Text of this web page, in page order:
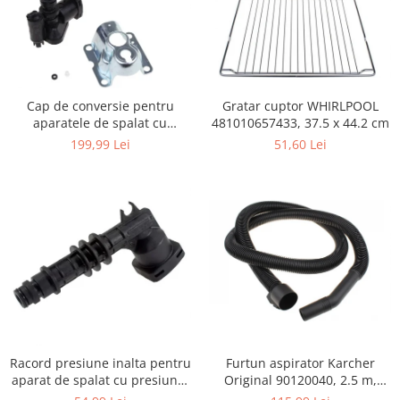
Igiena si ingrijire
Jucarii si Jocuri
Maternitate
Petshop
Accesorii animale de companie
Acvaristica
Castroane si adapatori animale
Mobila si transport animale de
Zgarzi, lese si hamuri
PC, Periferice & Software
Componente PC
Desktop PC & Monitoare
Consumabile
Periferice PC
Cap de conversie pentru
aparatele de spalat cu
presiune KARCHER K
199,99 Lei
Gratar cuptor WHIRLPOOL
481010657433, 37.5 x 44.2 cm
51,60 Lei
Racord presiune inalta pentru
aparat de spalat cu presiune,
Furtun aspirator Karcher
Original 90120040, 2.5 m,